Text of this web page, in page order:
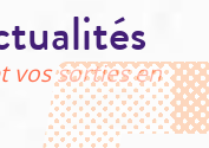
vos sorties en